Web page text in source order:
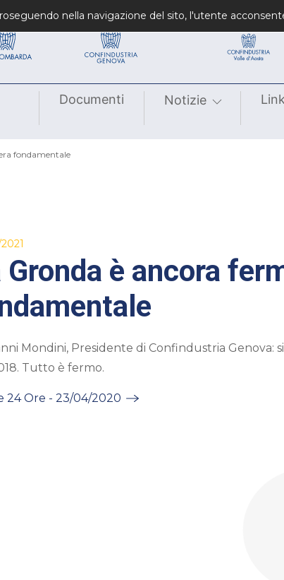
fondatrici Confindustrie regionali
Documenti Notizie
fondamentale
Gronda è ancora
Mondini, Presidente di Confindustria
Tutto è fermo.
24 Ore - 23/04/2020
nella navigazione del sito, l'utente